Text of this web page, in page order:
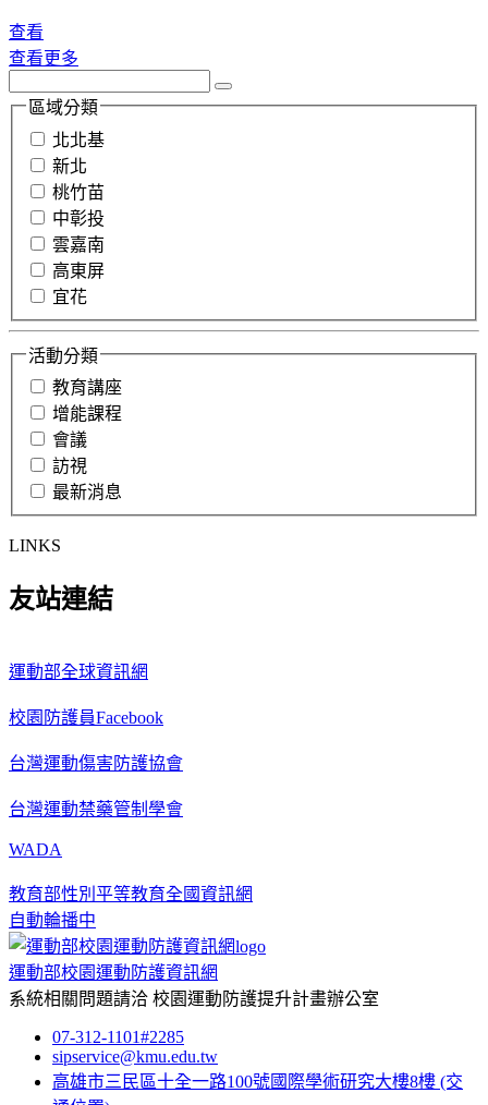
查看
查看更多
區域分類
北北基
新北
桃竹苗
中彰投
雲嘉南
高東屏
宜花
活動分類
教育講座
增能課程
會議
訪視
最新消息
LINKS
友站連結
運動部全球資訊網
校園防護員Facebook
台灣運動傷害防護協會
台灣運動禁藥管制學會
WADA
教育部性別平等教育全國資訊網
自動輪播中
運動部校園運動防護資訊網
系統相關問題請洽 校園運動防護提升計畫辦公室
07-312-1101#2285
sipservice@kmu.edu.tw
高雄市三民區十全一路100號國際學術研究大樓8樓 (交